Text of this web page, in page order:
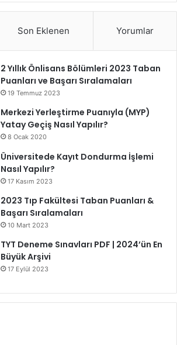
Son Eklenen Yorumlar
2 Yıllık Önlisans Bölümleri 2023 Taban
Puanları ve Başarı Sıralamaları
19 Temmuz 2023
Merkezi Yerleştirme Puanıyla (MYP)
Yatay Geçiş Nasıl Yapılır?
8 Ocak 2020
Üniversitede Kayıt Dondurma İşlemi
Nasıl Yapılır?
17 Kasım 2023
2023 Tıp Fakültesi Taban Puanları &
Başarı Sıralamaları
10 Mart 2023
TYT Deneme Sınavları PDF | 2024’ün En
Büyük Arşivi
17 Eylül 2023